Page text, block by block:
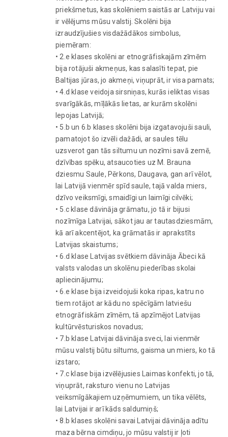
priekšmetus, kas skolēniem saistās ar Latviju vai
ir vēlējums mūsu valstij. Skolēni bija
izraudzījušies visdažādākos simbolus,
piemēram:
• 2.e klases skolēni ar etnogrāfiskajām zīmēm
bija rotājuši akmeņus, kas salasīti tepat, pie
Baltijas jūras, jo akmeņi, viņuprāt, ir visa pamats;
• 4.d klase veidoja sirsniņas, kurās ieliktas visas
svarīgākās, mīļākās lietas, ar kurām skolēni
lepojas Latvijā;
• 5.b un 6.b klases skolēni bija izgatavojuši sauli,
pamatojot šo izvēli dažādi, ar saules tēlu
uzsverot gan tās siltumu un nozīmi savā zemē,
dzīvības spēku, atsaucoties uz M. Brauna
dziesmu Saule, Pērkons, Daugava, gan arī vēlot,
lai Latvijā vienmēr spīd saule, tajā valda miers,
dzīvo veiksmīgi, smaidīgi un laimīgi cilvēki;
• 5.c klase dāvināja grāmatu, jo tā ir bijusi
nozīmīga Latvijai, sākot jau ar tautasdziesmām,
kā arī akcentējot, ka grāmatās ir aprakstīts
Latvijas skaistums;
• 6.d klase Latvijas svētkiem dāvināja Ābeci kā
valsts valodas un skolēnu piederības skolai
apliecinājumu;
• 6.e klase bija izveidojuši koka ripas, katru no
tiem rotājot ar kādu no spēcīgām latviešu
etnogrāfiskām zīmēm, tā apzīmējot Latvijas
kultūrvēsturiskos novadus;
• 7.b klase Latvijai dāvināja sveci, lai vienmēr
mūsu valstij būtu siltums, gaisma un miers, ko tā
izstaro;
• 7.c klase bija izvēlējusies Laimas konfekti, jo tā,
viņuprāt, raksturo vienu no Latvijas
veiksmīgākajiem uzņēmumiem, un tika vēlēts,
lai Latvijai ir arī kāds saldumiņš;
• 8.b klases skolēni savai Latvijai dāvināja adītu
maza bērna cimdiņu, jo mūsu valstij ir ļoti